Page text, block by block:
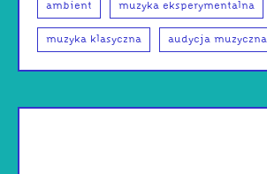
ambient muzyka eksperymentalna
muzyka klasyczna audycja muzyczna